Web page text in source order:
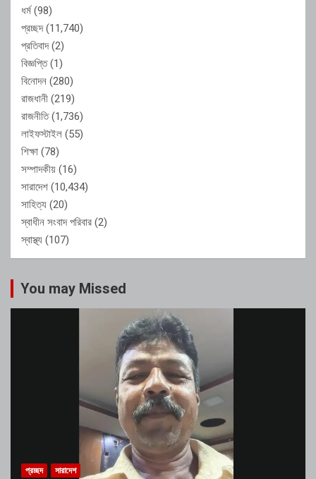
ধর্ম(98)
প্রচ্ছদ(11,740)
প্রতিবাদ(2)
বিজ্ঞপ্তি(1)
বিনোদন (280)
রাজধানী (219)
রাজনীতি(1,736)
লাইফস্টাইল (55)
শিক্ষা (78)
সম্পাদকীয় (16)
সারাদেশ (10,434)
সাহিত্য (20)
স্বাধীন সংবাদ পরিবার (2)
স্বাস্থ্য (107)
You may Missed
প্রচ্ছদ সারাদেশ